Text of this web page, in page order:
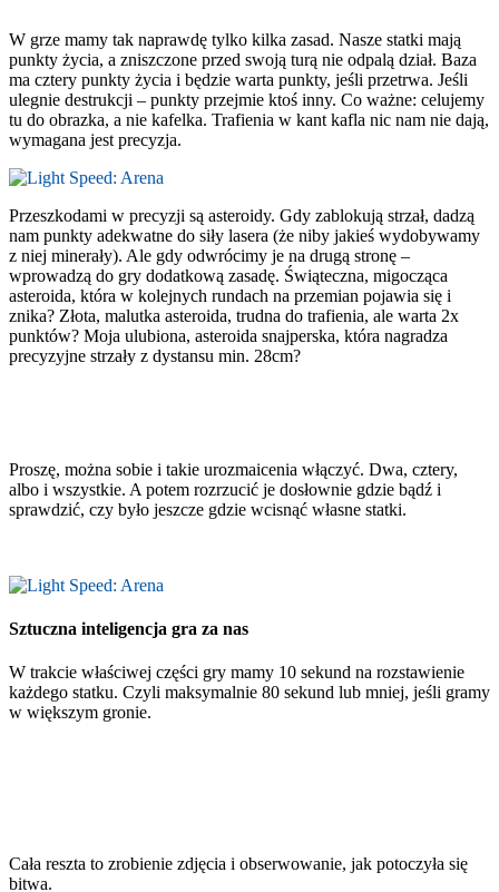
W grze mamy tak naprawdę tylko kilka zasad. Nasze statki mają
punkty życia, a zniszczone przed swoją turą nie odpalą dział. Baza
ma cztery punkty życia i będzie warta punkty, jeśli przetrwa. Jeśli
ulegnie destrukcji – punkty przejmie ktoś inny. Co ważne: celujemy
tu do obrazka, a nie kafelka. Trafienia w kant kafla nic nam nie dają,
wymagana jest precyzja.
Przeszkodami w precyzji są asteroidy. Gdy zablokują strzał, dadzą
nam punkty adekwatne do siły lasera (że niby jakieś wydobywamy
z niej minerały). Ale gdy odwrócimy je na drugą stronę –
wprowadzą do gry dodatkową zasadę. Świąteczna, migocząca
asteroida, która w kolejnych rundach na przemian pojawia się i
znika? Złota, malutka asteroida, trudna do trafienia, ale warta 2x
punktów? Moja ulubiona, asteroida snajperska, która nagradza
precyzyjne strzały z dystansu min. 28cm?
Proszę, można sobie i takie urozmaicenia włączyć. Dwa, cztery,
albo i wszystkie. A potem rozrzucić je dosłownie gdzie bądź i
sprawdzić, czy było jeszcze gdzie wcisnąć własne statki.
Sztuczna inteligencja gra za nas
W trakcie właściwej części gry mamy 10 sekund na rozstawienie
każdego statku. Czyli maksymalnie 80 sekund lub mniej, jeśli gramy
w większym gronie.
Cała reszta to zrobienie zdjęcia i obserwowanie, jak potoczyła się
bitwa.